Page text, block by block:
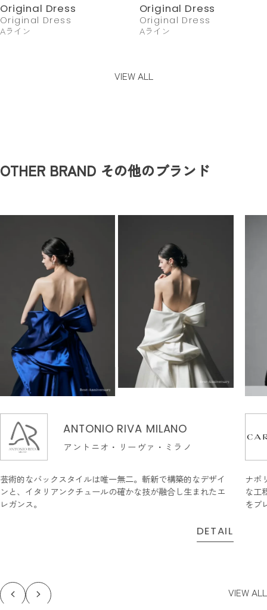
Original Dress
Original Dress
Aライン
Original Dress
Original Dress
Aライン
VIEW ALL
OTHER BRAND その他のブランド
ANTONIO RIVA MILANO
アントニオ・リーヴァ・ミラノ
芸術的なバックスタイルは唯一無二。斬新で構築的なデザイ
ンと、イタリアンクチュールの確かな技が融合し生まれたエ
レガンス。
DETAIL
ナポ
な工
をブ
VIEW ALL